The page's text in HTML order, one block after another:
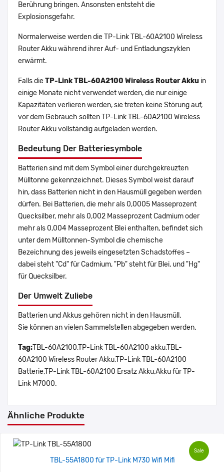
Berührung bringen. Ansonsten entsteht die
Explosionsgefahr.
Normalerweise werden die TP-Link TBL-60A2100 Wireless
Router Akku während ihrer Auf- und Entladungszyklen
erwärmt.
Falls dieTP-Link TBL-60A2100 Wireless Router Akku in
einige Monate nicht verwendet werden, die nur einige
Kapazitäten verlieren werden, sie treten keine Störung auf,
vor dem Gebrauch sollten TP-Link TBL-60A2100 Wireless
Router Akku vollständig aufgeladen werden.
Bedeutung Der Batteriesymbole
Batterien sind mit dem Symbol einer durchgekreuzten
Mülltonne gekennzeichnet. Dieses Symbol weist darauf
hin, dass Batterien nicht in den Hausmüll gegeben werden
dürfen. Bei Batterien, die mehr als 0,0005 Masseprozent
Quecksilber, mehr als 0,002 Masseprozent Cadmium oder
mehr als 0,004 Masseprozent Blei enthalten, befindet sich
unter dem Mülltonnen-Symbol die chemische
Bezeichnung des jeweils eingesetzten Schadstoffes –
dabei steht "Cd" für Cadmium, "Pb" steht für Blei, und "Hg"
für Quecksilber.
Der Umwelt Zuliebe
Batterien und Akkus gehören nicht in den Hausmüll.
Sie können an vielen Sammelstellen abgegeben werden.
Tag:TBL-60A2100,TP-Link TBL-60A2100 akku,TBL-
60A2100 Wireless Router Akku,TP-Link TBL-60A2100
Batterie,TP-Link TBL-60A2100 Ersatz Akku,Akku für TP-
Link M7000.
Ähnliche Produkte
Sale
TBL-55A1800 für TP-Link M730 Wifi Mifi